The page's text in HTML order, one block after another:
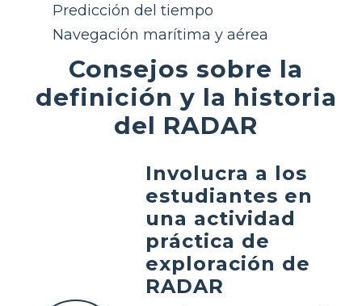
Predicción del tiempo
Navegación marítima y aérea
Consejos sobre la
definición y la historia
del RADAR
Involucra a los
estudiantes en
una actividad
práctica de
exploración de
RADAR